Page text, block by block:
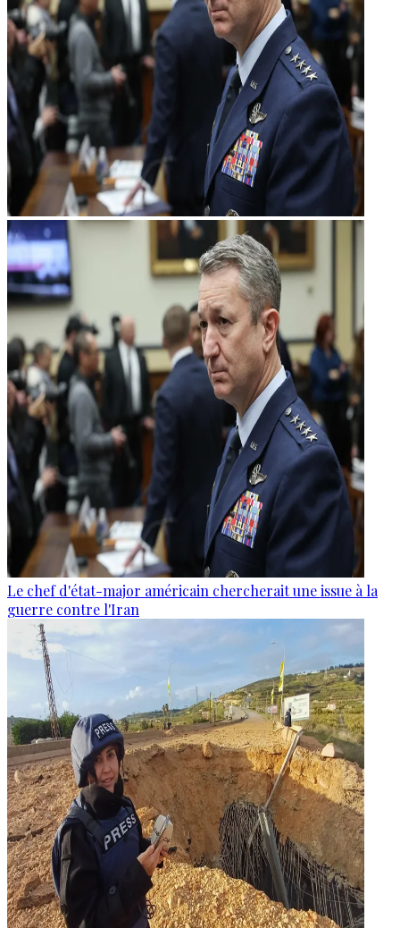
Le chef d'état-major américain chercherait une issue à la
guerre contre l'Iran